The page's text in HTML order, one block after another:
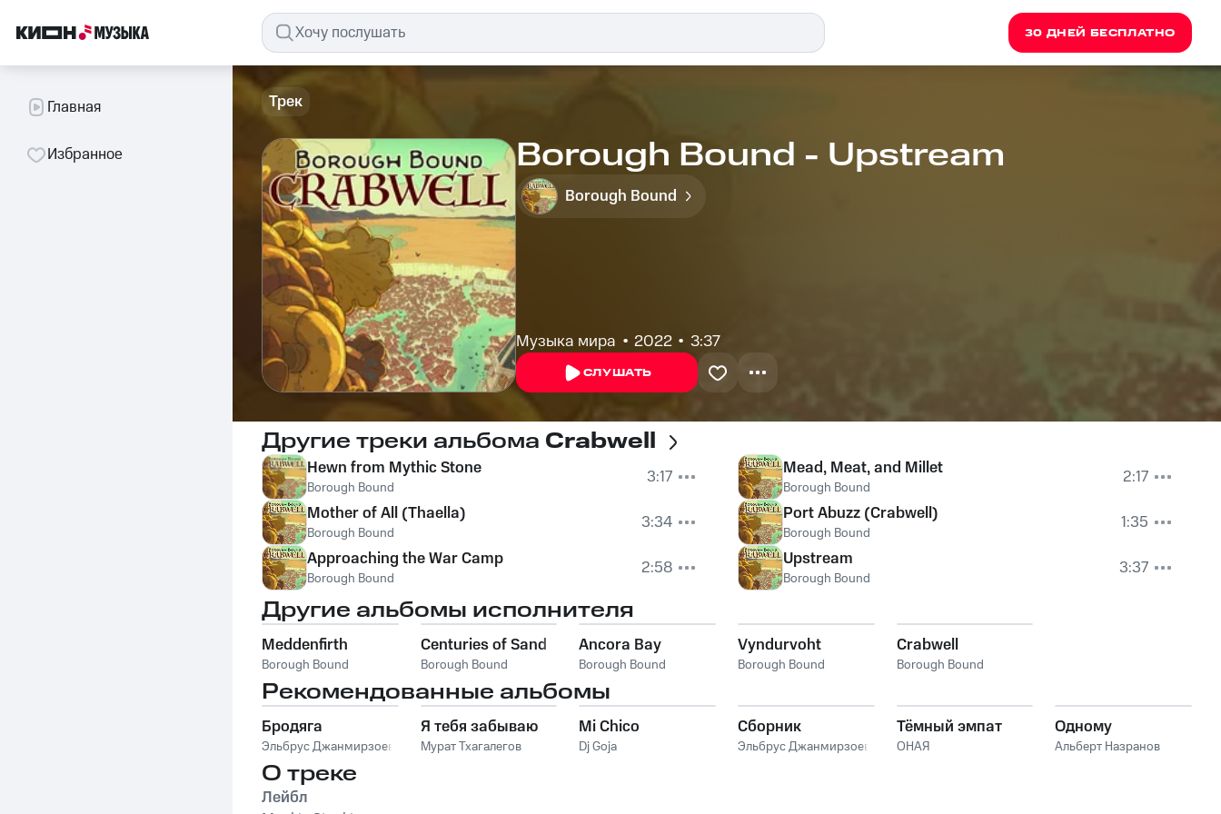
30 ДНЕЙ БЕСПЛАТНО
Главная
Избранное
Трек
Borough Bound - Upstream
Borough Bound
Музыка мира 2022 3:37
СЛУШАТЬ
Другие треки альбома Crabwell
Hewn from Mythic Stone
Borough Bound
3:17
Mother of All (Thaella)
Borough Bound
3:34
Approaching the War Camp
Borough Bound 2:58
Mead, Meat, and Millet
Borough Bound
2:17
Port Abuzz (Crabwell)
Borough Bound
1:35
Upstream
Borough Bound 3:37
Другие альбомы исполнителя
Meddenfirth
Borough Bound
Centuries of Sand
Borough Bound
Ancora Bay
Borough Bound
Vyndurvoht
Borough Bound
Crabwell
Borough Bound
Рекомендованные альбомы
Бродяга
Эльбрус Джанмирзоев
Я тебя забываю
Мурат Тхагалегов
Mi Chico
Dj Goja
Сборник
Эльбрус Джанмирзоев
Тёмный эмпат
ОНАЯ
Одному
Альберт Назранов
О треке
Лейбл